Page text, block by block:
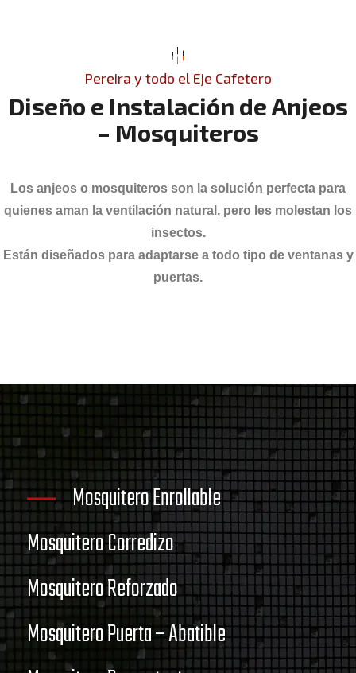
Pereira y todo el Eje Cafetero
Diseño e Instalación deAnjeos
– Mosquiteros
Los anjeos o mosquiteros son la solución perfecta para
quienes aman la ventilación natural, pero les molestan los
insectos.
Están diseñados para adaptarse a todo tipo de ventanas y
puertas.
Mosquitero Enrollable
Mosquitero Corredizo
Mosquitero Reforzado
Mosquitero Puerta – Abatible